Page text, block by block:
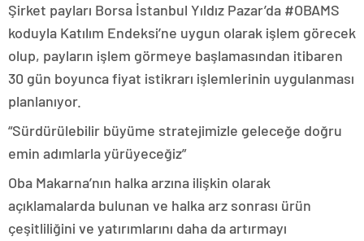
Şirket payları Borsa İstanbul Yıldız Pazar’da #OBAMS
koduyla Katılım Endeksi’ne uygun olarak işlem görecek
olup, payların işlem görmeye başlamasından itibaren
30 gün boyunca fiyat istikrarı işlemlerinin uygulanması
planlanıyor.
“Sürdürülebilir büyüme stratejimizle geleceğe doğru
emin adımlarla yürüyeceğiz”
Oba Makarna’nın halka arzına ilişkin olarak
açıklamalarda bulunan ve halka arz sonrası ürün
çeşitliliğini ve yatırımlarını daha da artırmayı